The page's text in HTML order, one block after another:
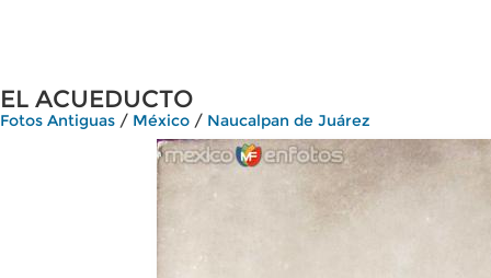
EL ACUEDUCTO
Fotos Antiguas / México / Naucalpan de Juárez